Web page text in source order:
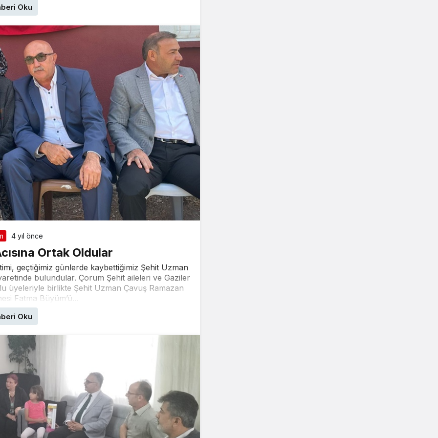
Oku
4 yıl önce
Ortak Oldular
geçtiğimiz günlerde kaybettiğimiz Şehit Uzman
bulundular. Çorum Şehit aileleri ve Gaziler
üyeleriyle birlikte Şehit Uzman Çavuş Ramazan
Fatma Büyüm’ü...
Oku